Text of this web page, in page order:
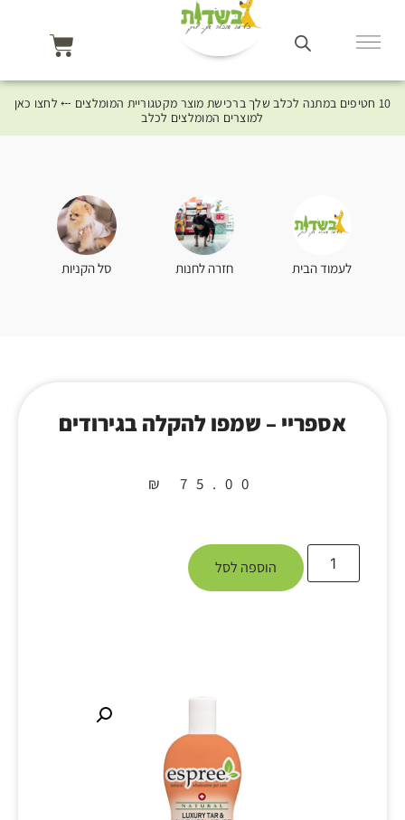
10 חטיפים במתנה לכלב שלך ברכישת מוצר מקטגוריית המומלצים ⤎ לחצו כאן
למוצרים המומלצים לכלב
לעמוד הבית חזרה לחנות סל הקניות
אספריי – שמפו להקלה בגירודים
₪ 75.00
הוספה לסל